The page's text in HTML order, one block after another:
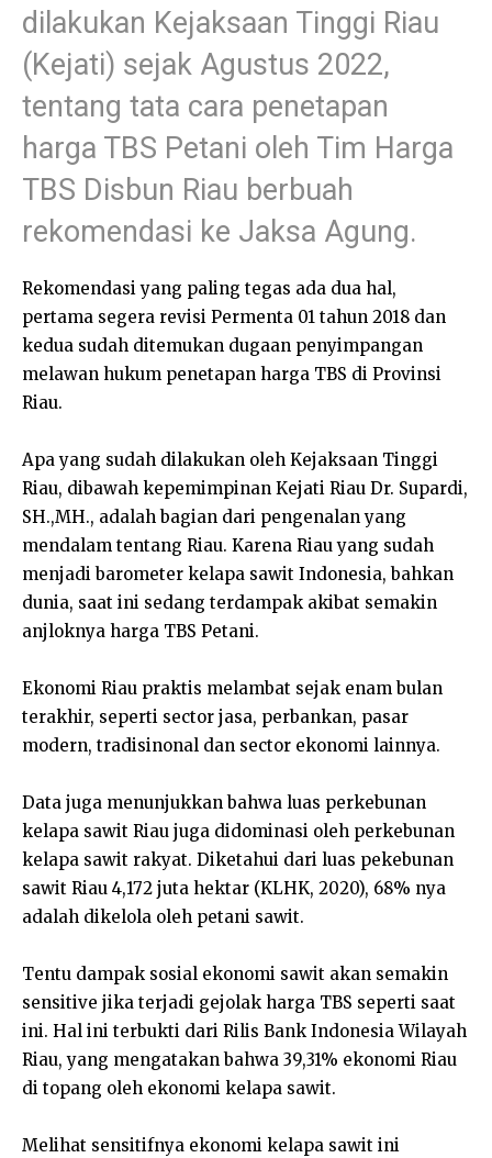
dilakukan Kejaksaan Tinggi Riau
(Kejati) sejak Agustus 2022,
tentang tata cara penetapan
harga TBS Petani oleh Tim Harga
TBS Disbun Riau berbuah
rekomendasi ke Jaksa Agung.
Rekomendasi yang paling tegas ada dua hal,
pertama segera revisi Permenta 01 tahun 2018 dan
kedua sudah ditemukan dugaan penyimpangan
melawan hukum penetapan harga TBS di Provinsi
Riau.
Apa yang sudah dilakukan oleh Kejaksaan Tinggi
Riau, dibawah kepemimpinan Kejati Riau Dr. Supardi,
SH.,MH., adalah bagian dari pengenalan yang
mendalam tentang Riau. Karena Riau yang sudah
menjadi barometer kelapa sawit Indonesia, bahkan
dunia, saat ini sedang terdampak akibat semakin
anjloknya harga TBS Petani.
Ekonomi Riau praktis melambat sejak enam bulan
terakhir, seperti sector jasa, perbankan, pasar
modern, tradisinonal dan sector ekonomi lainnya.
Data juga menunjukkan bahwa luas perkebunan
kelapa sawit Riau juga didominasi oleh perkebunan
kelapa sawit rakyat. Diketahui dari luas pekebunan
sawit Riau 4,172 juta hektar (KLHK, 2020), 68% nya
adalah dikelola oleh petani sawit.
Tentu dampak sosial ekonomi sawit akan semakin
sensitive jika terjadi gejolak harga TBS seperti saat
ini. Hal ini terbukti dari Rilis Bank Indonesia Wilayah
Riau, yang mengatakan bahwa 39,31% ekonomi Riau
di topang oleh ekonomi kelapa sawit.
Melihat sensitifnya ekonomi kelapa sawit ini